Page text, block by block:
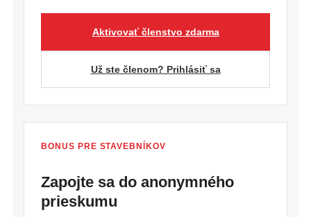
Aktivovať členstvo zdarma
Už ste členom? Prihlásiť sa
BONUS PRE STAVEBNÍKOV
Zapojte sa do anonymného
prieskumu